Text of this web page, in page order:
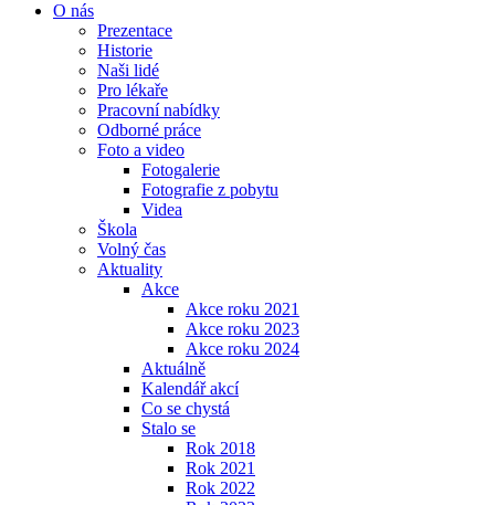
O nás
Prezentace
Historie
Naši lidé
Pro lékaře
Pracovní nabídky
Odborné práce
Foto a video
Fotogalerie
Fotografie z pobytu
Videa
Škola
Volný čas
Aktuality
Akce
Akce roku 2021
Akce roku 2023
Akce roku 2024
Aktuálně
Kalendář akcí
Co se chystá
Stalo se
Rok 2018
Rok 2021
Rok 2022